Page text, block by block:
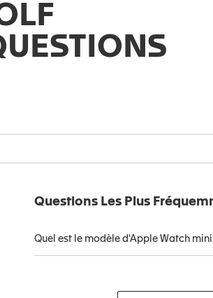
Questions Les Plus
Quel est le modèle d'Apple Watch